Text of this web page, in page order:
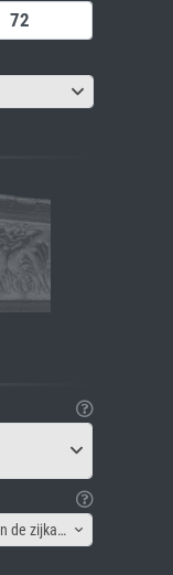
Canvas lijst - Afbeelding gespiegeld aan de zijkant